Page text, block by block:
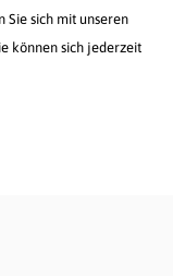
Sie sich mit unseren
können sich jederzeit